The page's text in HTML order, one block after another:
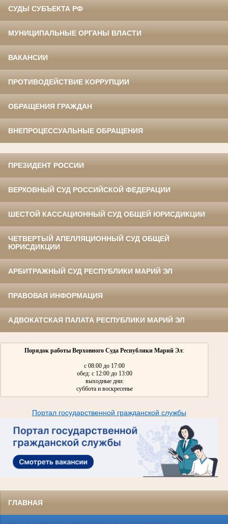
СУДЫ СУБЪЕКТА РФ
МУНИЦИПАЛЬНЫЕ ОРГАНЫ ВЛАСТИ
ВАКАНСИИ
ПРОТИВОДЕЙСТВИЕ КОРРУПЦИИ
ОБРАЩЕНИЯ ГРАЖДАН
ВНЕПРОЦЕССУАЛЬНЫЕ ОБРАЩЕНИЯ
ПРЕЗИДЕНТ РОССИИ
ВЕРХОВНЫЙ СУД РОССИЙСКОЙ ФЕДЕРАЦИИ
ШЕСТОЙ КАССАЦИОННЫЙ СУД ОБЩЕЙ ЮРИСДИКЦИИ
ЧЕТВЕРТЫЙ АПЕЛЛЯЦИОННЫЙ СУД ОБЩЕЙ
ЮРИСДИКЦИИ
АРБИТРАЖНЫЙ СУД РЕСПУБЛИКИ МАРИЙ ЭЛ
ПРАВОВАЯ ИНФОРМАЦИЯ
АДВОКАТСКАЯ ПАЛАТА РЕСПУБЛИКИ МАРИЙ ЭЛ
Порядок работы Верховного Суда Республики Марий Эл:
с 08:00 до 17:00
обед: с 12:00 до 13:00
выходные дни:
суббота и воскресенье
Портал государственной гражданской службы
ГЛАВНАЯ